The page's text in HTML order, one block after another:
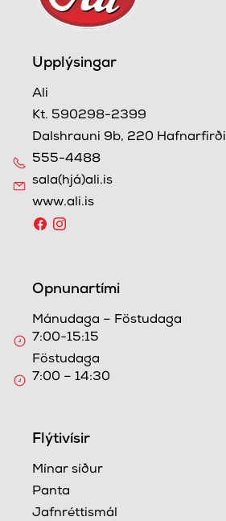
Upplýsingar
Ali
Kt. 590298-2399
Dalshrauni 9b, 220 Hafnarfirði
555-4488
sala(hjá)ali.is
www.ali.is
Opnunartími
Mánudaga – Föstudaga
7:00-15:15
Föstudaga
7:00 – 14:30
Flýtivísir
Mínar síður
Panta
Jafnréttismál